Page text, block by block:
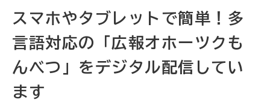
スマホやタブレットで簡単！多
言語対応の「広報オホーツクも
んべつ」をデジタル配信してい
ます